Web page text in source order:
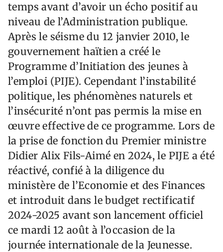
temps avant d’avoir un écho positif au
niveau de l’Administration publique.
Après le séisme du 12 janvier 2010, le
gouvernement haïtien a créé le
Programme d’Initiation des jeunes à
l’emploi (PIJE). Cependant l’instabilité
politique, les phénomènes naturels et
l’insécurité n’ont pas permis la mise en
œuvre effective de ce programme. Lors de
la prise de fonction du Premier ministre
Didier Alix Fils-Aimé en 2024, le PIJE a été
réactivé, confié à la diligence du
ministère de l’Economie et des Finances
et introduit dans le budget rectificatif
2024-2025 avant son lancement officiel
ce mardi 12 août à l’occasion de la
journée internationale de la Jeunesse.